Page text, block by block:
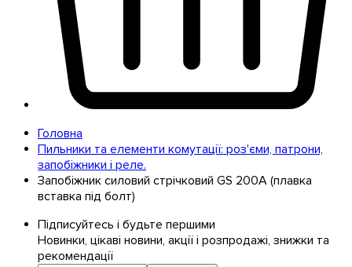
Головна
Пильники та елементи комутації: роз'єми, патрони,
запобіжники і реле.
Запобіжник силовий стрічковий GS 200А (плавка
вставка під болт)
Підписуйтесь і будьте першими
Новинки, цікаві новини, акції і розпродажі, знижки та
рекомендації